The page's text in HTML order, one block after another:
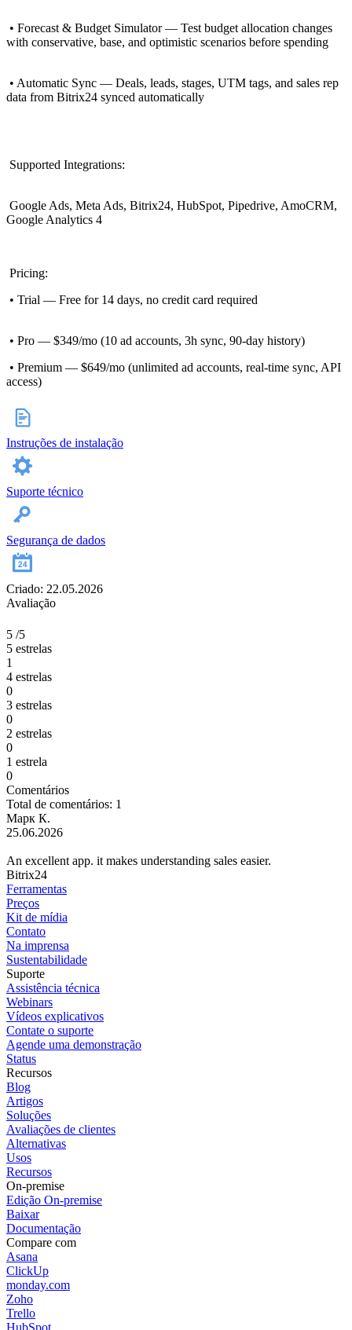
• Forecast & Budget Simulator — Test budget allocation changes
with conservative, base, and optimistic scenarios before spending
• Automatic Sync — Deals, leads, stages, UTM tags, and sales rep
data from Bitrix24 synced automatically
Supported Integrations:
Google Ads, Meta Ads, Bitrix24, HubSpot, Pipedrive, AmoCRM,
Google Analytics 4
Pricing:
• Trial — Free for 14 days, no credit card required
• Pro — $349/mo (10 ad accounts, 3h sync, 90-day history)
• Premium — $649/mo (unlimited ad accounts, real-time sync, API
access)
Instruções de instalação
Suporte técnico
Segurança de dados
Criado: 22.05.2026
Avaliação
5 /5
5 estrelas
1
4 estrelas
0
3 estrelas
0
2 estrelas
0
1 estrela
0
Comentários
Total de comentários: 1
Марк К.
25.06.2026
An excellent app. it makes understanding sales easier.
Bitrix24
Ferramentas
Preços
Kit de mídia
Contato
Na imprensa
Sustentabilidade
Suporte
Assistência técnica
Webinars
Vídeos explicativos
Contate o suporte
Agende uma demonstração
Status
Recursos
Blog
Artigos
Soluções
Avaliações de clientes
Alternativas
Usos
Recursos
On-premise
Edição On-premise
Baixar
Documentação
Compare com
Asana
ClickUp
monday.com
Zoho
Trello